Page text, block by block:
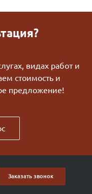
видах работ и
стоимость и
предложение!
Заказать звонок